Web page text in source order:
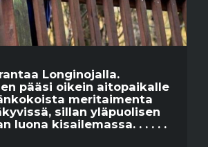
Longinojalla.
pääsi oikein aitopaikalle
meritaimenta
sillan yläpuolisen
luona kisailemassa. . . . . .